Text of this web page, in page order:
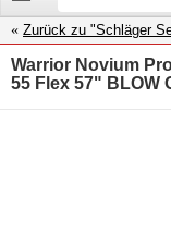
Zurück zu "Schläger
Warrior Novium
55 Flex 57" BLOW